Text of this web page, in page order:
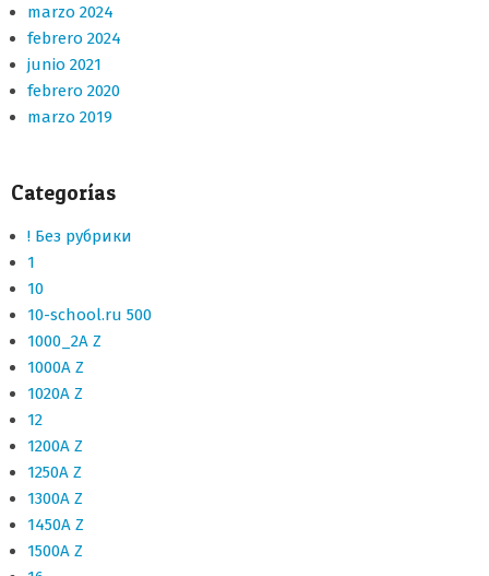
marzo 2024
febrero 2024
junio 2021
febrero 2020
marzo 2019
Categorías
! Без рубрики
1
10
10-school.ru 500
1000_2A Z
1000A Z
1020A Z
12
1200A Z
1250A Z
1300A Z
1450A Z
1500A Z